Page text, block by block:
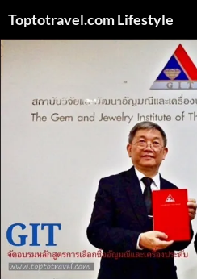
content
Toptotravel.com Lifestyle